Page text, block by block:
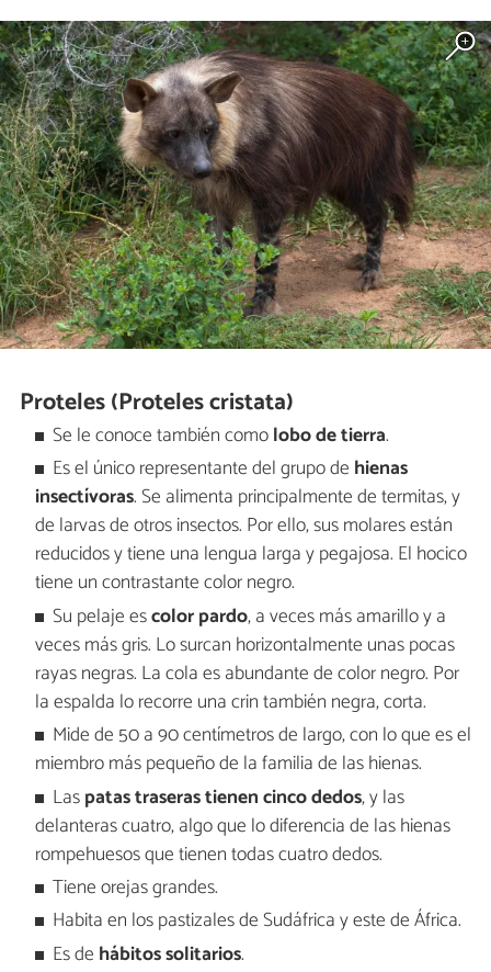
Proteles (Proteles cristata)
Se le conoce también comolobo de tierra.
Es el único representante del grupo de hienas
insectívoras. Se alimenta principalmente de termitas, y
de larvas de otros insectos. Por ello, sus molares están
reducidos y tiene una lengua larga y pegajosa. El hocico
tiene un contrastante color negro.
Su pelaje escolor pardo, a veces más amarillo y a
veces más gris. Lo surcan horizontalmente unas pocas
rayas negras. La cola es abundante de color negro. Por
la espalda lo recorre una crin también negra, corta.
Mide de 50 a 90 centímetros de largo, con lo que es el
miembro más pequeño de la familia de las hienas.
Laspatas traseras tienen cinco dedos, y las
delanteras cuatro, algo que lo diferencia de las hienas
rompehuesos que tienen todas cuatro dedos.
Tiene orejas grandes.
Habita en los pastizales de Sudáfrica y este de África.
Es de hábitos solitarios.